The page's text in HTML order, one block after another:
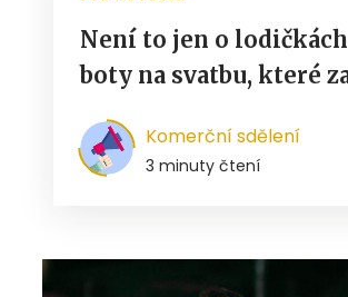
Není to jen o
boty na svatbu, které
Komerční sdělení
3 minuty čtení